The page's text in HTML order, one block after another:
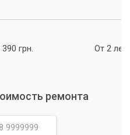
с нами по телефону, по
к нам в офис. Наши
на ваши вопросы и
390 грн. От 2 лет
ремонта